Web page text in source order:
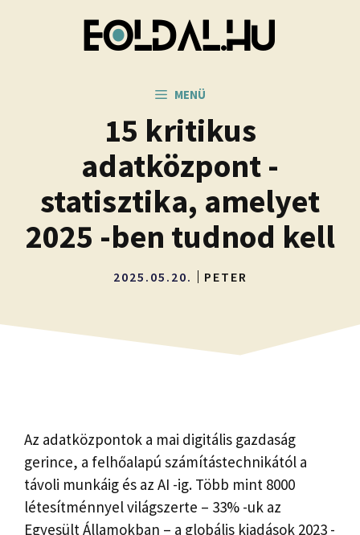
MENÜ
15 kritikus
adatközpont -
statisztika, amelyet
2025 -ben tudnod kell
2025.05.20. PETER
Az adatközpontok a mai digitális gazdaság
gerince, a felhőalapú számítástechnikától a
távoli munkáig és az AI -ig. Több mint 8000
létesítménnyel világszerte – 33% -uk az
Egyesült Államokban – a globális kiadások 2023 -